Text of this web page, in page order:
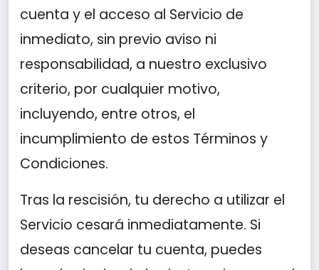
cuenta y el acceso al Servicio de
inmediato, sin previo aviso ni
responsabilidad, a nuestro exclusivo
criterio, por cualquier motivo,
incluyendo, entre otros, el
incumplimiento de estos Términos y
Condiciones.
Tras la rescisión, tu derecho a utilizar el
Servicio cesará inmediatamente. Si
deseas cancelar tu cuenta, puedes